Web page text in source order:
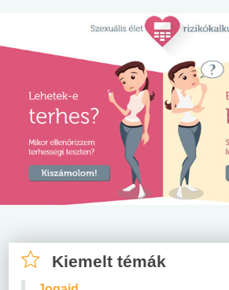
Kiemelt témák